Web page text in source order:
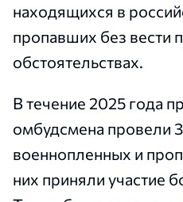
находящихся в
пропавших без вести
обстоятельствах.
В течение 2025 года
омбудсмена провели
военнопленных и
них приняли участие